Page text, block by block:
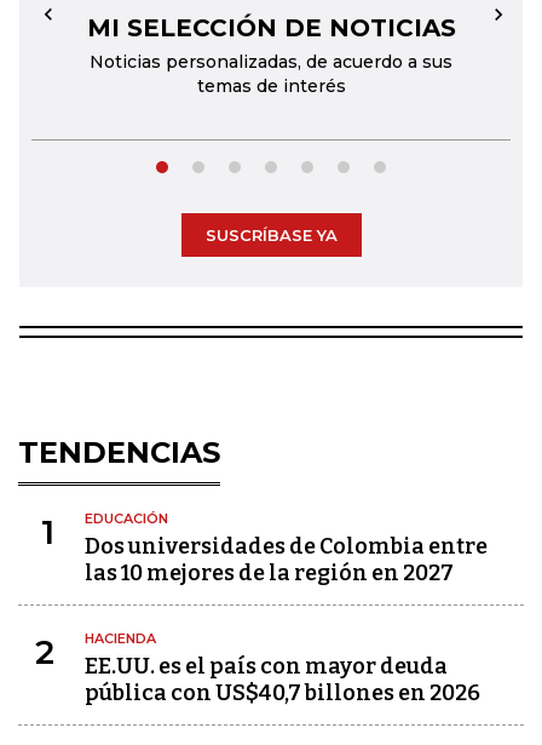
MI SELECCIÓN DE NOTICIAS
Noticias personalizadas, de acuerdo a sus
temas de interés
← →
SUSCRÍBASE YA
TENDENCIAS
1 EDUCACIÓN
Dos universidades de Colombia entre
las 10 mejores de la región en 2027
2 HACIENDA
EE.UU. es el país con mayor deuda
pública con US$40,7 billones en 2026